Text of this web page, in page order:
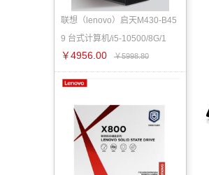
联想（lenovo）启天M430-B45
9 台式计算机/i5-10500/8G/1
￥4956.00 ￥5998.80